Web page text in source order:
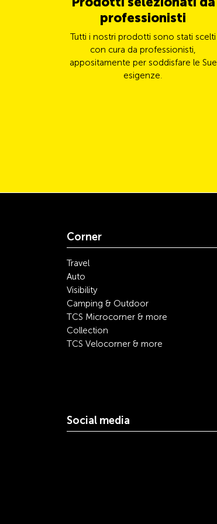
professionisti
Tutti i nostri prodotti sono stati scelti
con cura da professionisti,
appositamente per soddisfare le Sue
esigenze.
Corner
Travel
Auto
Visibility
Camping & Outdoor
TCS Microcorner & more
Collection
TCS Velocorner & more
Social media